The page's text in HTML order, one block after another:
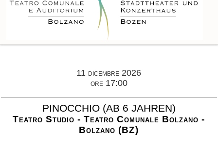
11 dicembre 2026
ore 17:00
PINOCCHIO (AB 6 JAHREN)
Teatro Studio - Teatro Comunale Bolzano -
Bolzano (BZ)